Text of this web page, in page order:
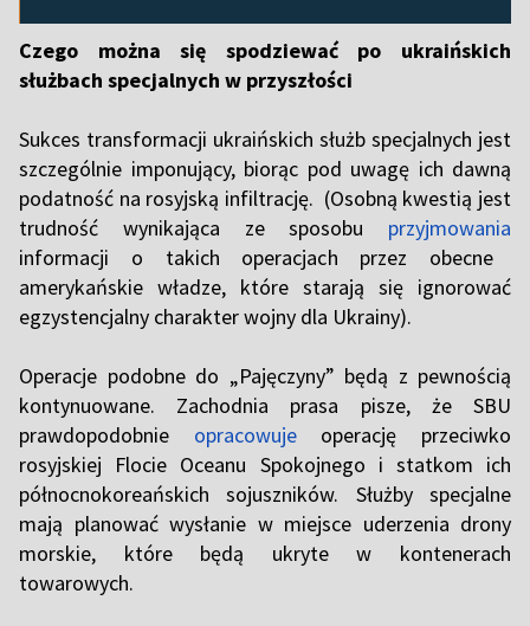
Czego można się spodziewać po ukraińskich
służbach specjalnych w przyszłości
Sukces transformacji ukraińskich służb specjalnych jest
szczególnie imponujący, biorąc pod uwagę ich dawną
podatność na rosyjską infiltrację. (Osobną kwestią jest
trudność wynikająca ze sposobu
przyjmowania
informacji o takich operacjach przez obecne
amerykańskie władze, które starają się ignorować
egzystencjalny charakter wojny dla Ukrainy).
Operacje podobne do „Pajęczyny” będą z pewnością
kontynuowane. Zachodnia prasa pisze, że SBU
prawdopodobnie
opracowujeoperację przeciwko
rosyjskiej Flocie Oceanu Spokojnego i statkom ich
północnokoreańskich sojuszników. Służby specjalne
mają planować wysłanie w miejsce uderzenia drony
morskie, które będą ukryte w kontenerach
towarowych.